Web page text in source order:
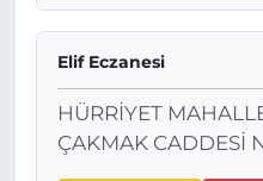
Elif Eczanesi
HÜRRİYET
ÇAKMAK CADDESİ